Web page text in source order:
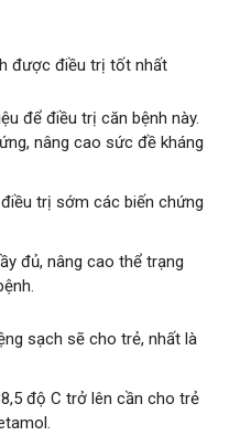
được điều trị tốt nhất
để điều trị căn bệnh này.
nâng cao sức đề kháng
trị sớm các biến chứng
đủ, nâng cao thể trạng
sạch sẽ cho trẻ, nhất là
độ C trở lên cần cho trẻ